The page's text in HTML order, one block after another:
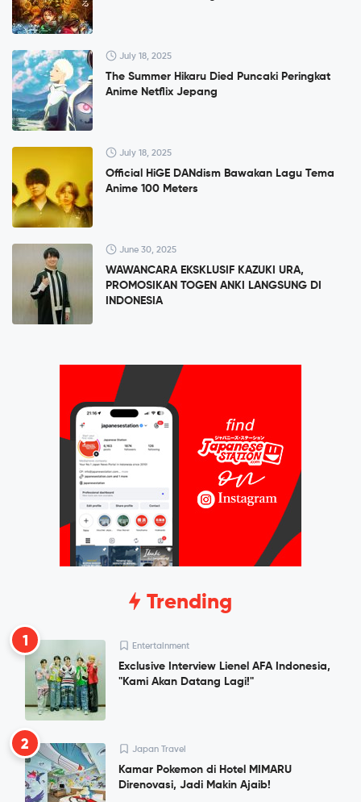
July 18, 2025
The Summer Hikaru Died Puncaki Peringkat
Anime Netflix Jepang
July 18, 2025
Official HiGE DANdism Bawakan Lagu Tema
Anime 100 Meters
June 30, 2025
WAWANCARA EKSKLUSIF KAZUKI URA,
PROMOSIKAN TOGEN ANKI LANGSUNG DI
INDONESIA
Trending
1 Entertainment
Exclusive Interview Lienel AFA Indonesia,
"Kami Akan Datang Lagi!"
2 Japan Travel
Kamar Pokemon di Hotel MIMARU
Direnovasi, Jadi Makin Ajaib!